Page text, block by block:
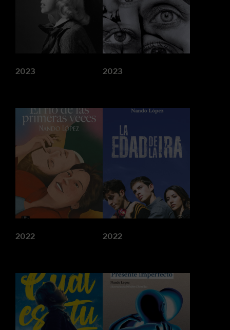
2023 2023
2022 2022